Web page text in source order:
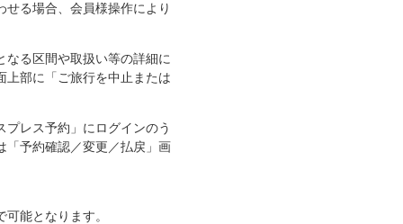
る場合、会員様操作により
る区間や取扱い等の詳細に
上部に「ご旅行を中止または
レス予約」にログインのう
「予約確認／変更／払戻」画
能となります。